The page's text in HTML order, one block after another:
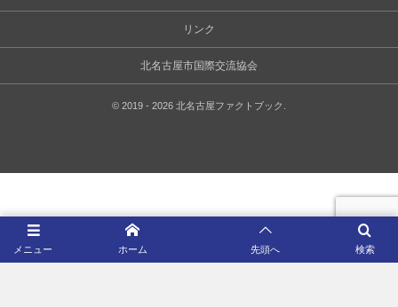
リンク
北名古屋市国際交流協会
© 2019 - 2026 北名古屋ファクトブック
メニュー 検索
ホーム 先頭へ